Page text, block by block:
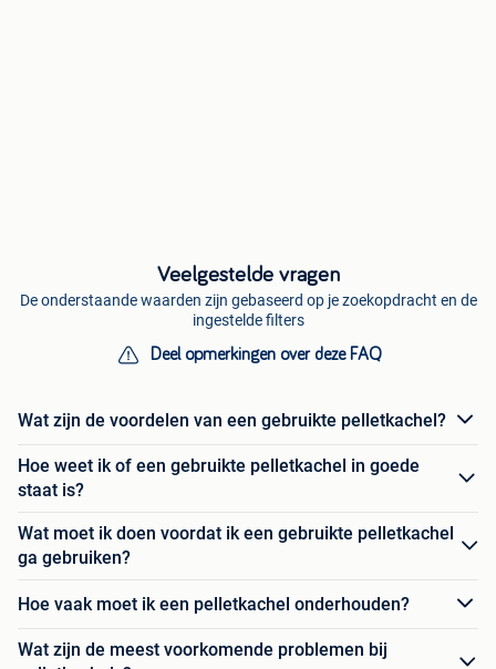
Veelgestelde vragen
De onderstaande waarden zijn gebaseerd op je zoekopdracht en de
ingestelde filters
Deel opmerkingen over deze FAQ
Wat zijn de voordelen van een gebruikte pelletkachel?
Hoe weet ik of een gebruikte pelletkachel in goede
staat is?
Wat moet ik doen voordat ik een gebruikte pelletkachel
ga gebruiken?
Hoe vaak moet ik een pelletkachel onderhouden?
Wat zijn de meest voorkomende problemen bij